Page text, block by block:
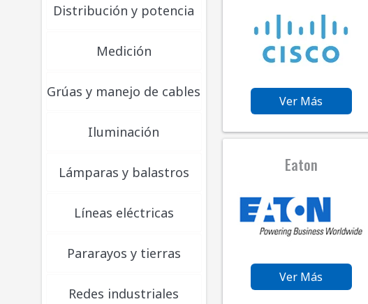
Distribución y potencia
Medición
Grúas y manejo de cables
Iluminación
Lámparas y balastros
Líneas eléctricas
Pararayos y tierras
Redes industriales
Ver Más
Eaton
Ver Más